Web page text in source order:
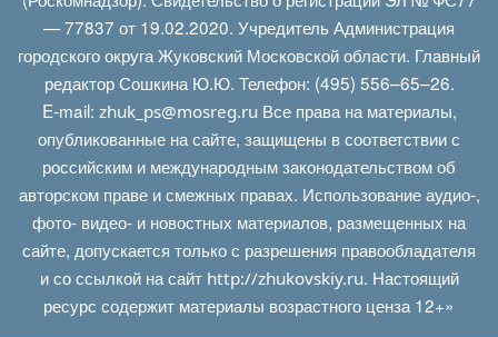
— 77837 от 19.02.2020. Учредитель Администрация
городского округа Жуковский Московской области. Главный
редактор Сошкина Ю.Ю. Телефон: (495) 556–65–26.
E‑mail: zhuk_ps@mosreg.ruВсе права на материалы,
опубликованные на сайте, защищены в соответствии с
российским и международным законодательством об
авторском праве и смежных правах. Использование аудио-,
фото- видео- и новостных материалов, размещенных на
сайте, допускается только с разрешения правообладателя
и со ссылкой на сайт http://zhukovskiy.ru. Настоящий
ресурс содержит материалы возрастного ценза 12+»